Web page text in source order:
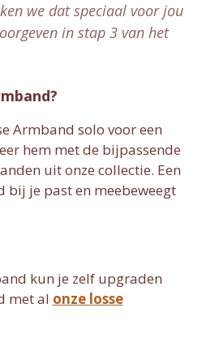
we dat speciaal voor jou
in stap 3 van het
Armband solo voor een
hem met de bijpassende
uit onze collectie. Een
je past en meebeweegt
kun je zelf upgraden
met al onze losse